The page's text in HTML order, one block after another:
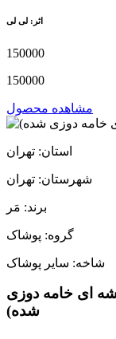
اثر: لی لی
150000
150000
مشاهده محصول
استان: تهران
شهرستان: تهران
برند: مَر
گروه: پوشاک
شاخه: سایر پوشاک
ای خامه دوزی
شده)